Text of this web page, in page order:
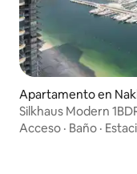
Apartamento en
Silkhaus Modern
Acceso · Baño ·